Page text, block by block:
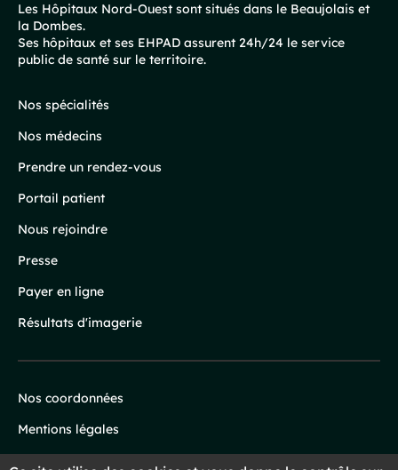
Pied
de
page
Les Hôpitaux Nord-Ouest sont situés dans le Beaujolais et
la Dombes.
Ses hôpitaux et ses EHPAD assurent 24h/24 le service
public de santé sur le territoire.
Nos spécialités
Nos médecins
Prendre un rendez-vous
Portail patient
Nous rejoindre
Presse
Payer en ligne
Résultats d'imagerie
Infos
légales
Nos coordonnées
Mentions légales